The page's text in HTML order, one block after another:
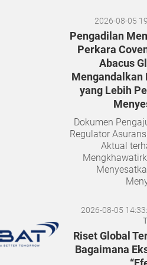
2026-08-05
Pengadilan
Perkara
Abacus
Mengandalkan
yang Lebih
Dokumen
Regulator
Aktual
2026-08-05
Riset Global
Bagaimana